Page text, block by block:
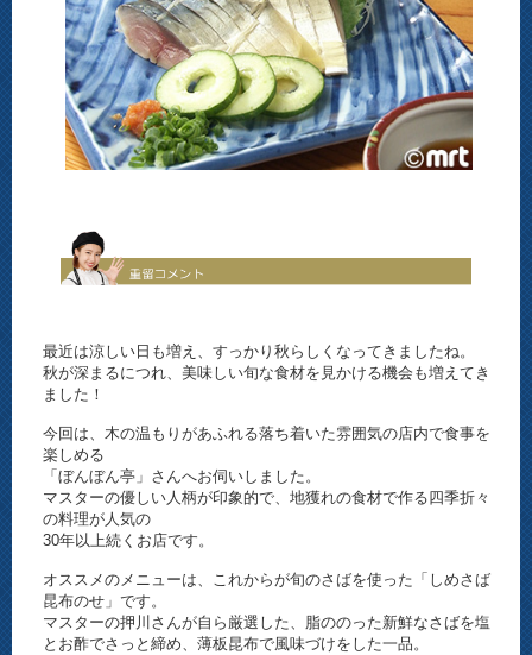
最近は涼しい日も増え、すっかり秋らしくなってきましたね。
秋が深まるにつれ、美味しい旬な食材を見かける機会も増えてき
ました！
今回は、木の温もりがあふれる落ち着いた雰囲気の店内で食事を
楽しめる
「ぼんぼん亭」さんへお伺いしました。
マスターの優しい人柄が印象的で、地獲れの食材で作る四季折々
の料理が人気の
30年以上続くお店です。
オススメのメニューは、これからが旬のさばを使った「しめさば
昆布のせ」です。
マスターの押川さんが自ら厳選した、脂ののった新鮮なさばを塩
とお酢でさっと締め、薄板昆布で風味づけをした一品。